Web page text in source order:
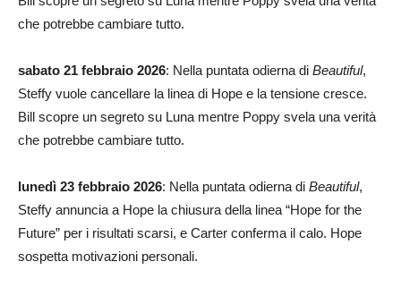
che potrebbe cambiare tutto.
sabato 21 febbraio 2026: Nella puntata odierna di Beautiful,
Steffy vuole cancellare la linea di Hope e la tensione cresce.
Bill scopre un segreto su Luna mentre Poppy svela una verità
che potrebbe cambiare tutto.
lunedì 23 febbraio 2026: Nella puntata odierna di Beautiful,
Steffy annuncia a Hope la chiusura della linea “Hope for the
Future” per i risultati scarsi, e Carter conferma il calo. Hope
sospetta motivazioni personali.